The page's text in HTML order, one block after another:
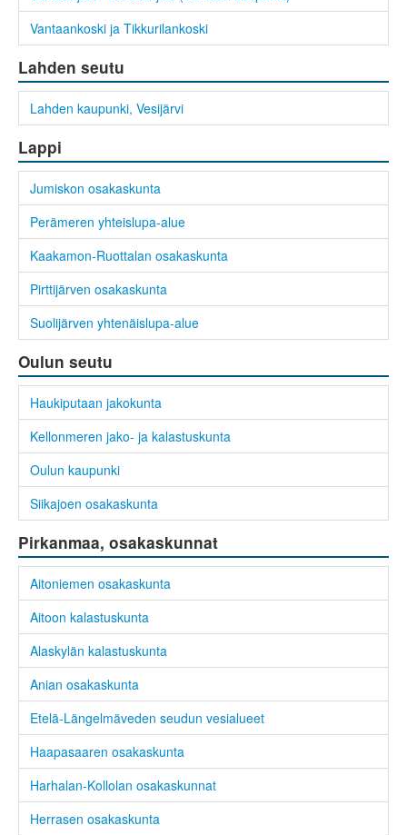
Vantaankoski ja Tikkurilankoski
Lahden seutu
Lahden kaupunki, Vesijärvi
Lappi
Jumiskon osakaskunta
Perämeren yhteislupa-alue
Kaakamon-Ruottalan osakaskunta
Pirttijärven osakaskunta
Suolijärven yhtenäislupa-alue
Oulun seutu
Haukiputaan jakokunta
Kellonmeren jako- ja kalastuskunta
Oulun kaupunki
Siikajoen osakaskunta
Pirkanmaa, osakaskunnat
Aitoniemen osakaskunta
Aitoon kalastuskunta
Alaskylän kalastuskunta
Anian osakaskunta
Etelä-Längelmäveden seudun vesialueet
Haapasaaren osakaskunta
Harhalan-Kollolan osakaskunnat
Herrasen osakaskunta